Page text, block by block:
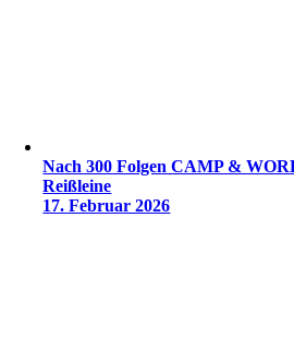
Nach 300 Folgen CAMP &
Reißleine
17. Februar 2026